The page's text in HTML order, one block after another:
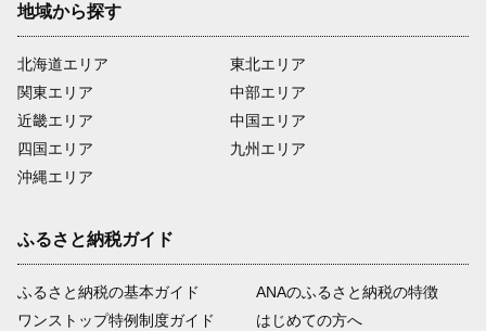
地域から探す
北海道エリア
関東エリア
近畿エリア
四国エリア
沖縄エリア
東北エリア
中部エリア
中国エリア
九州エリア
ふるさと納税ガイド
ふるさと納税の基本ガイド
ワンストップ特例制度ガイド
ANAのふるさと納税の特徴
はじめての方へ